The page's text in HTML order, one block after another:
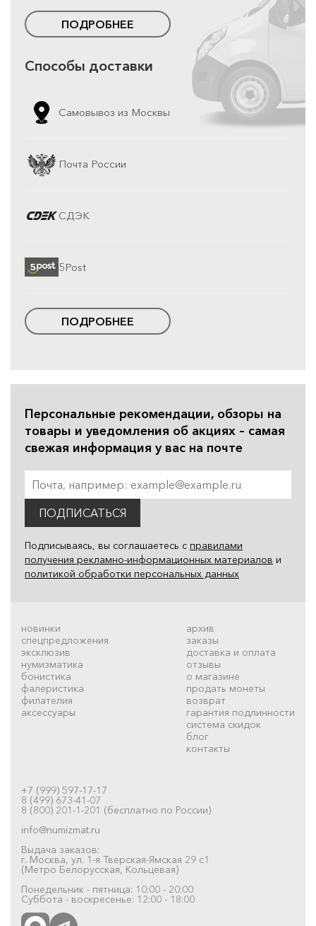
ПОДРОБНЕЕ
Способы доставки
Самовывоз из Москвы
Почта России
СДЭК
5Post
ПОДРОБНЕЕ
Персональные рекомендации, обзоры на
товары и уведомления об акциях – самая
свежая информация у вас на почте
ПОДПИСАТЬСЯ
Подписываясь, вы соглашаетесь с правилами
получения рекламно-информационных материалов и
политикой обработки персональных данных
новинки
спецпредложения
эксклюзив
нумизматика
бонистика
фалеристика
филателия
аксессуары
архив
заказы
доставка и оплата
отзывы
о магазине
продать монеты
возврат
гарантия подлинности
система скидок
блог
контакты
+7 (999) 597-17-17
8 (499) 673-41-07
8 (800) 201-1-201 (бесплатно по России)
info@numizmat.ru
Выдача заказов:
г. Москва, ул. 1-я Тверская-Ямская 29 с1
(Метро Белорусская, Кольцевая)
Понедельник - пятница: 10:00 - 20:00
Суббота - воскресенье: 12:00 - 18:00